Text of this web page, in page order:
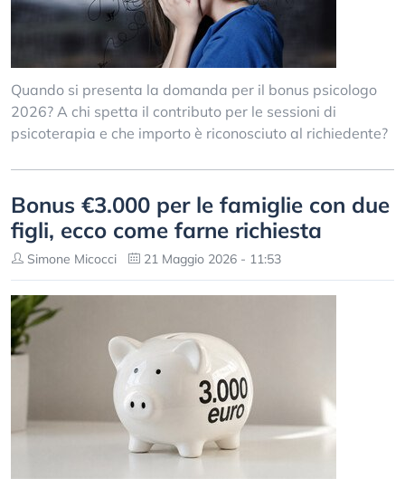
Quando si presenta la domanda per il bonus psicologo
2026? A chi spetta il contributo per le sessioni di
psicoterapia e che importo è riconosciuto al richiedente?
Bonus €3.000 per le famiglie con due
figli, ecco come farne richiesta
Simone Micocci 21 Maggio 2026 - 11:53